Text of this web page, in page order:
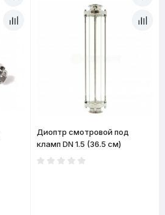
Диоптр смотровой под
кламп DN 1.5 (36.5 см)